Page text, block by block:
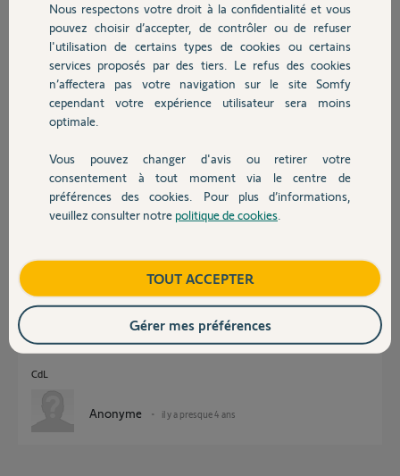
Chauffage
Autres produits
Devis avec un pro
Contact
devient limite
tenable à main nue(apres seulement 5 ou 6 tentatives d'une dizaine
de secondes max chacune).
Stephane V.
Participer au fil de discussion
Démontez et vérifiez le moteur et le condo, ainsi que les mécanismes de
FdC.
CdL
Anonyme il y a presque 4 ans
Nous respectons votre droit à la confidentialité et vous
pouvez choisir d’accepter, de contrôler ou de refuser
l'utilisation de certains types de cookies ou certains
services proposés par des tiers. Le refus des cookies
n’affectera pas votre navigation sur le site Somfy
cependant votre expérience utilisateur sera moins
optimale.
Vous pouvez changer d'avis ou retirer votre
consentement à tout moment via le centre de
préférences des cookies. Pour plus d’informations,
veuillez consulter notre politique de cookies
TOUT ACCEPTER
Gérer mes préférences